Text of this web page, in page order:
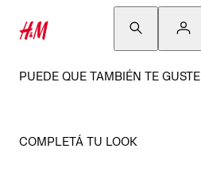
PUEDE QUE TAMBIÉN TE GUSTE
COMPLETÁ TU LOOK